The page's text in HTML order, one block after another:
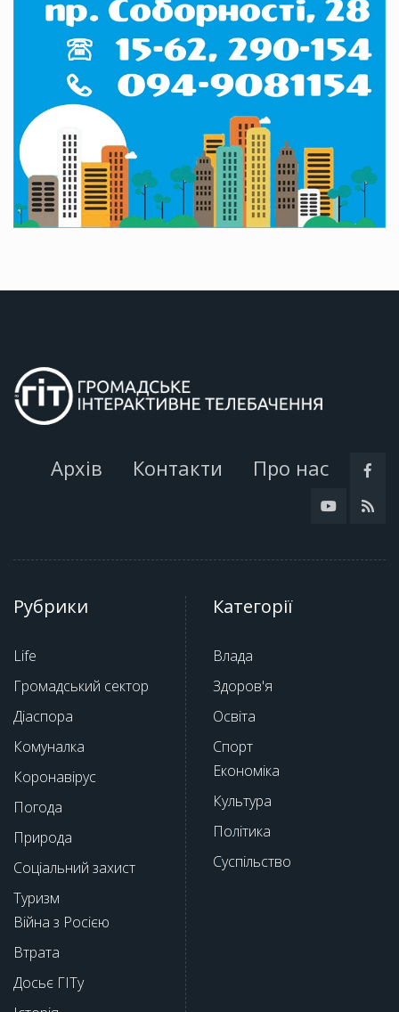
Архів Контакти Про нас
Рубрики
Life
Громадський сектор
Діаспора
Комуналка
Коронавірус
Погода
Природа
Соціальний захист
Туризм
Війна з Росією
Втрата
Досьє ГІТу
Категорії
Влада
Здоров'я
Освіта
Спорт
Економіка
Культура
Політика
Суспільство